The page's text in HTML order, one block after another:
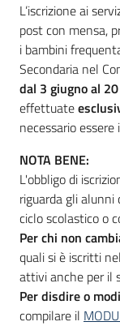
L’iscrizione ai
post con mensa,
i bambini
Secondaria nel
dal 3 giugno al
effettuate
necessario
NOTA BENE:
L'obbligo di
riguarda gli
ciclo scolastico o
Per chi non
quali si è iscritti
attivi anche per il
Per disdire o
compilare il